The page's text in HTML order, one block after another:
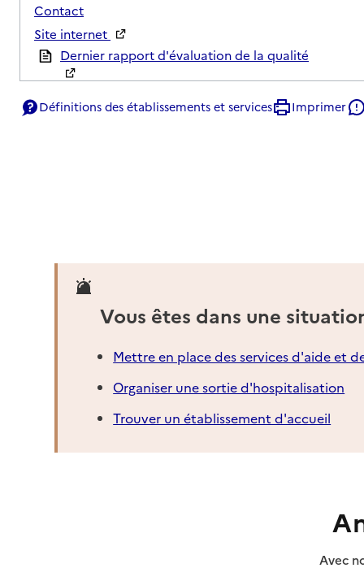
Contact
Site internet
Rapport HAS
Dernier rapport d'évaluation de la qualité
Voir la fiche
03 87 76 21 89
Rapport HAS
Dernier rapport d'évaluation de la qualité
Voir la fiche
Définitions des établissements et services Imprimer
Vous êtes dans une
Mettre en place des services d'aide et
Organiser une sortie d'hospitalisation
Trouver un établissement d'accueil
Avec